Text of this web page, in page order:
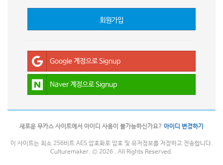
회원가입
Google 계정으로 Signup
Naver 계정으로 Signup
새로운 무카스 사이트에서 아이디 사용이 불가능하신가요? 아이디 변경하기
이 사이트는 최소 256비트 AES 암호화로 암호 및 유저정보를 저장하고 전송합니다.
Culturemaker. © 2026 . All Rights Reserved.